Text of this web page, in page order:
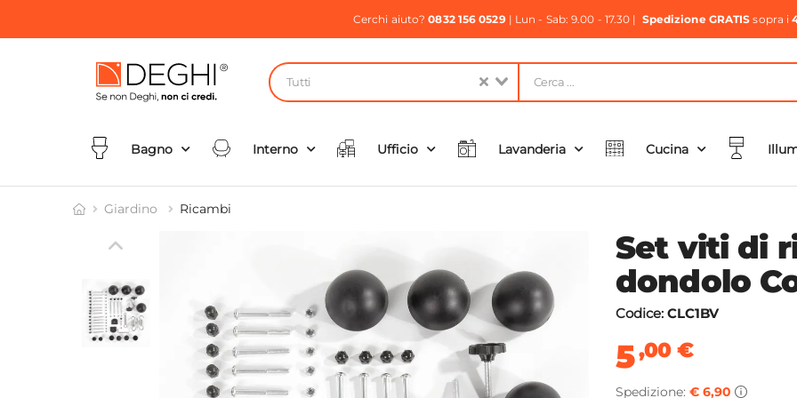
Cerchi aiuto?0832 156 0529| Lun - Sab: 9.00 - 17.30 | Spedizione GRATIS sopra i
Tutti
Bagno Interno Ufficio Lavanderia Cucina
Giardino Ricambi
Set viti di
dondolo
Codice: CLC1BV
5,00 €
Spedizione: € 6,90